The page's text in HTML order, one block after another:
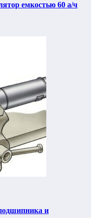
емкостью 60 а/ч
и